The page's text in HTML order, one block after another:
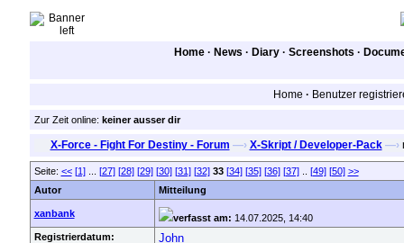
Home · News · Diary · Screenshots ·
Home · Benutzer
Zur Zeit online: keiner ausser dir
X-Force - Fight For Destiny - Forum —› X-Skript / Developer-Pack —›
Seite: << [1]... [27] [28] [29] [30] [31] [32] 33 [34] [35] [36] [37].. [49] [50] >>
Autor
Mitteilung
xanbank verfasst am: 14.07.2025, 14:40
Registrierdatum:
John